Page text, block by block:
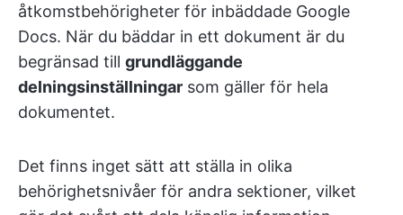
åtkomstbehörigheter för inbäddade Google
Docs. När du bäddar in ett dokument är du
begränsad till grundläggande
delningsinställningar som gäller för hela
dokumentet.
Det finns inget sätt att ställa in olika
behörighetsnivåer för andra sektioner, vilket